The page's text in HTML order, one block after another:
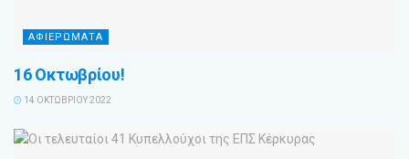
ΑΦΙΕΡΩΜΑΤΑ
16 Οκτωβρίου!
14 ΟΚΤΩΒΡΊΟΥ 2022